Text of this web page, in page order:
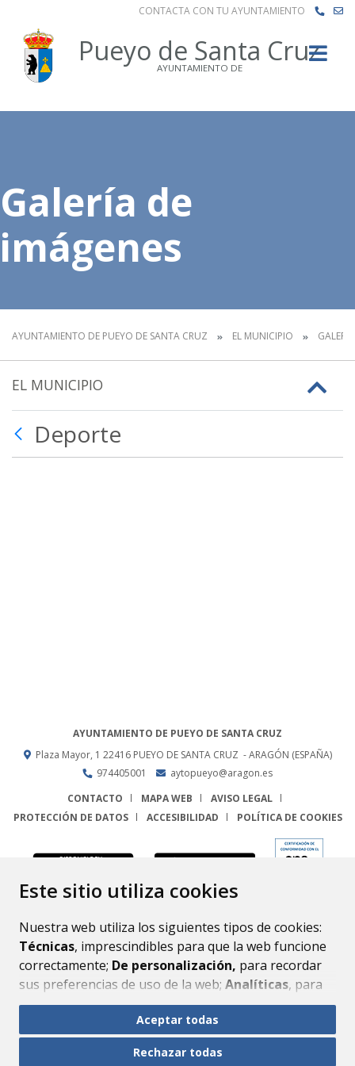
Este sitio utiliza cookies
Nuestra web utiliza los siguientes tipos de cookies:
Técnicas, imprescindibles para que la web funcione
correctamente; De personalización, para recordar
sus preferencias de uso de la web; Analíticas, para
mejorar el funcionamiento de la web y sus servicios.
Si acepta pulsando el botón“Aceptar todas”
consideramos que acepta su uso. Si pulsa el botón
Aceptar todas
Rechazar todas
CONTACTA CON TU AYUNTAMIENTO
Pueyo de Santa Cruz
AYUNTAMIENTO DE
Galería de
imágenes
AYUNTAMIENTO DE PUEYO DE SANTA CRUZ EL MUNICIPIO
EL MUNICIPIO
Deporte
AYUNTAMIENTO DE PUEYO DE SANTA CRUZ
Plaza Mayor, 1 22416 PUEYO DE SANTA CRUZ - ARAGÓN (ESPAÑA)
974405001
aytopueyo@aragon.es
CONTACTO
MAPA WEB
AVISO LEGAL
PROTECCIÓN DE DATOS
ACCESIBILIDAD POLÍTICA DE COOKIES